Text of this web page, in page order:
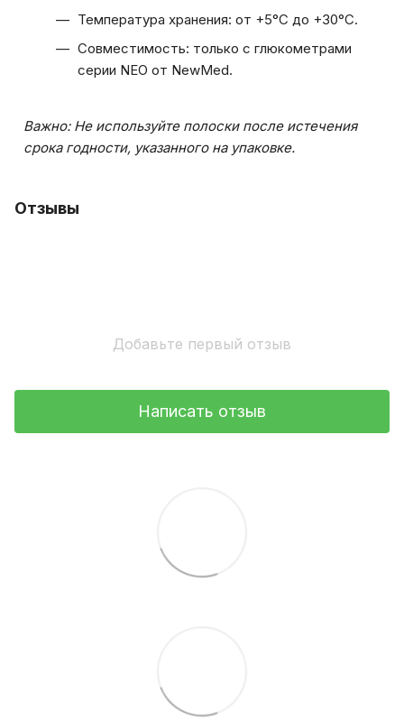
Температура хранения: от +5°C до +30°C.
Совместимость: только с глюкометрами
серии NEO от NewMed.
Важно: Не используйте полоски после истечения
срока годности, указанного на упаковке.
Отзывы
Добавьте первый отзыв
Написать отзыв